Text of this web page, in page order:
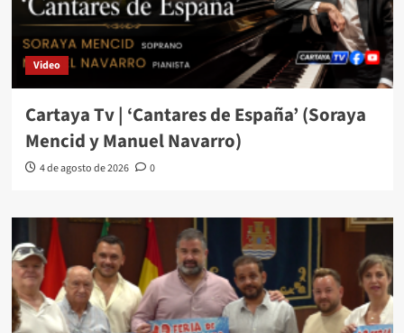
Video
Cartaya Tv | ‘Cantares de España’ (Soraya
Mencid y Manuel Navarro)
4 de agosto de 2026 0